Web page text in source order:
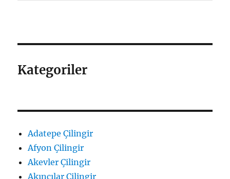
Kategoriler
Adatepe Çilingir
Afyon Çilingir
Akevler Çilingir
Akıncılar Çilingir